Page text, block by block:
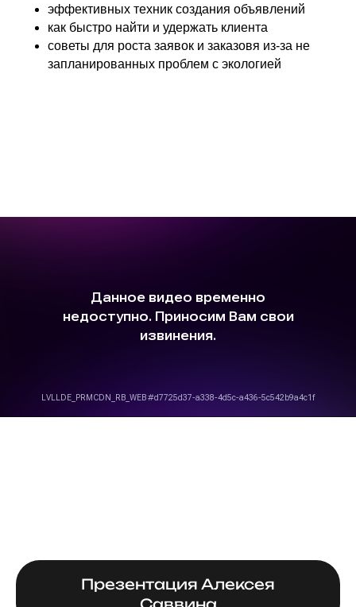
эффективных техник создания объявлений
как быстро найти и удержать клиента
советы для роста заявок и заказовя из-за не
запланированных проблем с экологией
Презентация Алексея